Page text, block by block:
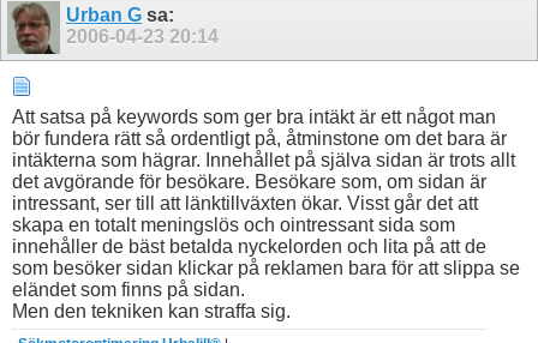
Urban G sa:
2006-04-23 20:14
Att satsa på keywords som ger bra intäkt är ett något man
bör fundera rätt så ordentligt på, åtminstone om det bara är
intäkterna som hägrar. Innehållet på själva sidan är trots allt
det avgörande för besökare. Besökare som, om sidan är
intressant, ser till att länktillväxten ökar. Visst går det att
skapa en totalt meningslös och ointressant sida som
innehåller de bäst betalda nyckelorden och lita på att de
som besöker sidan klickar på reklamen bara för att slippa se
eländet som finns på sidan.
Men den tekniken kan straffa sig.